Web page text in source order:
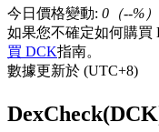
今日價格變動: 0 （--%）
如果您不確定如何購買
買 DCK指南。
數據更新於 (UTC+8)